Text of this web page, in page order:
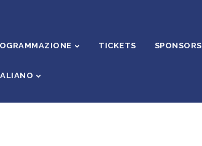
TICKETS SPONSORS